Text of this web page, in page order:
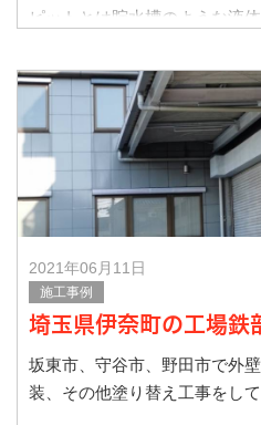
ピットとは貯水槽のような液
2021年06月11日
施工事例
埼玉県伊奈町の工場鉄
坂東市、守谷市、野田市で外
装、その他塗り替え工事をし